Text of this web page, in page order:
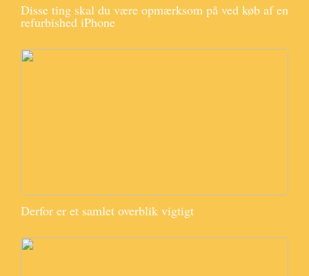
Disse ting skal du være opmærksom på ved køb af en
refurbished iPhone
Derfor er et samlet overblik vigtigt